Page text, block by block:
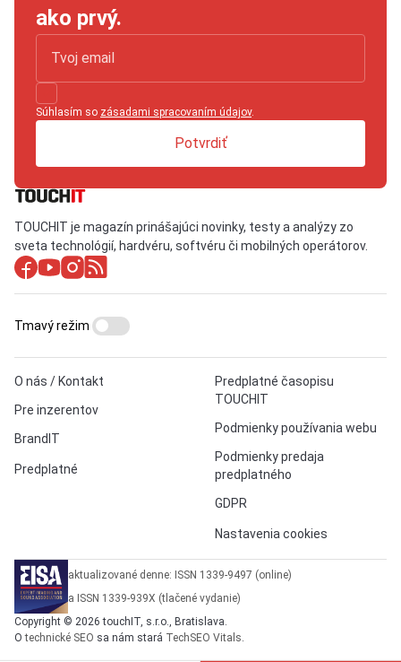
ako prvý.
Súhlasím so zásadami spracovaním údajov.
Potvrdiť
TOUCHIT je magazín prinášajúci novinky, testy a analýzy zo
sveta technológií, hardvéru, softvéru či mobilných operátorov.
O nás / Kontakt
Pre inzerentov
BrandIT
Predplatné
Predplatné časopisu
TOUCHIT
Podmienky používania webu
Podmienky predaja
predplatného
GDPR
Nastavenia cookies
Tmavý režim
aktualizované denne: ISSN 1339-9497 (online)
a ISSN 1339-939X (tlačené vydanie)
Copyright © 2026 touchIT, s.r.o., Bratislava.
Otechnické SEO sa nám stará TechSEO Vitals.